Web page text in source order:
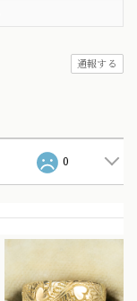
通報する
0